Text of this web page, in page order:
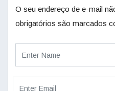
O seu endereço de e-mail
obrigatórios são marcados